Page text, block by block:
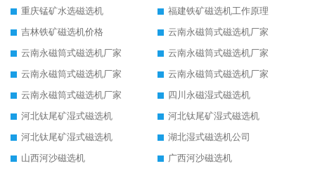
重庆锰矿水选磁选机
福建铁矿磁选机工作原理
吉林铁矿磁选机价格
云南永磁筒式磁选机厂家
云南永磁筒式磁选机厂家
云南永磁筒式磁选机厂家
云南永磁筒式磁选机厂家
云南永磁筒式磁选机厂家
云南永磁筒式磁选机厂家
四川永磁湿式磁选机
河北钛尾矿湿式磁选机
河北钛尾矿湿式磁选机
河北钛尾矿湿式磁选机
湖北湿式磁选机公司
山西河沙磁选机
广西河沙磁选机